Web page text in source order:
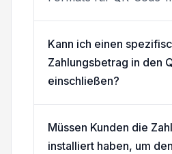
Kann ich einen
Zahlungsbetrag in den
einschließen?
Müssen Kunden die
installiert haben, um